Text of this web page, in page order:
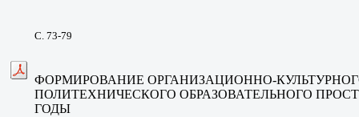
С. 73-79
ФОРМИРОВАНИЕ ОРГАНИЗАЦИОННО-
ПОЛИТЕХНИЧЕСКОГО ОБРАЗОВАТЕЛЬНОГО
ГОДЫ